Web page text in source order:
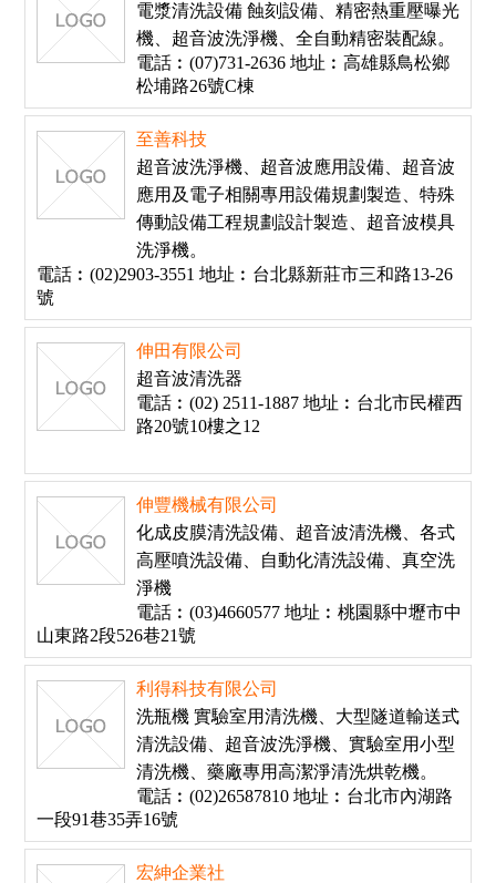
電漿清洗設備 蝕刻設備、精密熱重壓曝光
機、超音波洗淨機、全自動精密裝配線。
電話︰(07)731-2636 地址︰高雄縣鳥松鄉
松埔路26號C棟
至善科技
超音波洗淨機、超音波應用設備、超音波
應用及電子相關專用設備規劃製造、特殊
傳動設備工程規劃設計製造、超音波模具
洗淨機。
電話︰(02)2903-3551 地址︰台北縣新莊市三和路13-26
號
伸田有限公司
超音波清洗器
電話︰(02) 2511-1887 地址︰台北市民權西
路20號10樓之12
伸豐機械有限公司
化成皮膜清洗設備、超音波清洗機、各式
高壓噴洗設備、自動化清洗設備、真空洗
淨機
電話︰(03)4660577 地址︰桃園縣中壢市中
山東路2段526巷21號
利得科技有限公司
洗瓶機 實驗室用清洗機、大型隧道輸送式
清洗設備、超音波洗淨機、實驗室用小型
清洗機、藥廠專用高潔淨清洗烘乾機。
電話︰(02)26587810 地址︰台北市內湖路
一段91巷35弄16號
宏紳企業社